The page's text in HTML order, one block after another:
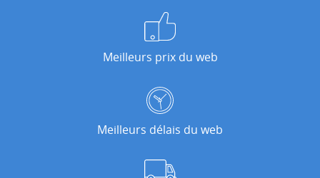
Meilleurs prix du web
Meilleurs délais du web